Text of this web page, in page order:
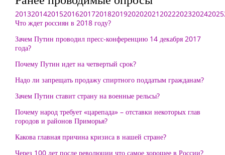
2013201420152016201720182019202020212022202320242025
Что ждет россиян в 2018 году?
Зачем Путин проводил пресс-конференцию 14 декабря 2017
года?
Почему Путин идет на четвертый срок?
Надо ли запрещать продажу спиртного поддатым гражданам?
Зачем Путин ставит страну на военные рельсы?
Почему народ требует «царепада» – отставки некоторых глав
городов и районов Приморья?
Какова главная причина кризиса в нашей стране?
Через 100 лет после революции что самое хорошее в России?